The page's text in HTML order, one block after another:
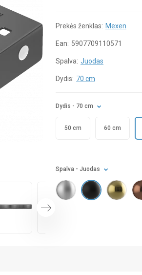
Prekės ženklas: Mexen
Ean: 5907709110571
Spalva: Juodas
Dydis: 70 cm
Dydis - 70 cm
50 cm 60 cm
Spalva - Juodas